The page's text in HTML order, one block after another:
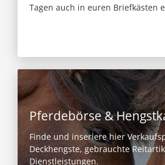
Tagen auch in euren Briefkästen
Pferdebörse &
Finde und inseriere hier
Deckhengste, gebrauchte
Dienstleistungen.